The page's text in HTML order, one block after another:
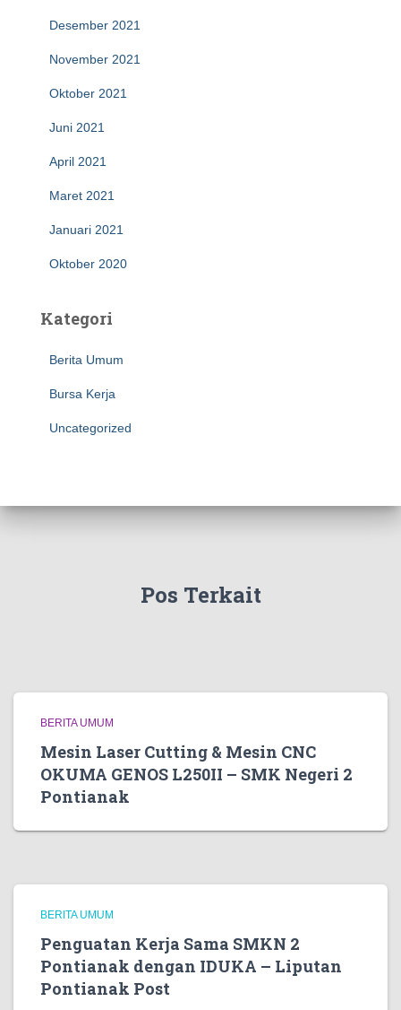
Desember 2021
November 2021
Oktober 2021
Juni 2021
April 2021
Maret 2021
Januari 2021
Oktober 2020
Kategori
Berita Umum
Bursa Kerja
Uncategorized
Pos Terkait
BERITA UMUM
Mesin Laser Cutting & Mesin CNC
OKUMA GENOS L250II – SMK Negeri 2
Pontianak
BERITA UMUM
Penguatan Kerja Sama SMKN 2
Pontianak dengan IDUKA – Liputan
Pontianak Post